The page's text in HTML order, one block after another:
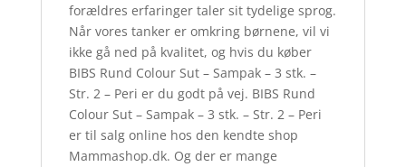
forældres erfaringer taler sit tydelige sprog.
Når vores tanker er omkring børnene, vil vi
ikke gå ned på kvalitet, og hvis du køber
BIBS Rund Colour Sut – Sampak – 3 stk. –
Str. 2 – Peri er du godt på vej. BIBS Rund
Colour Sut – Sampak – 3 stk. – Str. 2 – Peri
er til salg online hos den kendte shop
Mammashop.dk. Og der er mange